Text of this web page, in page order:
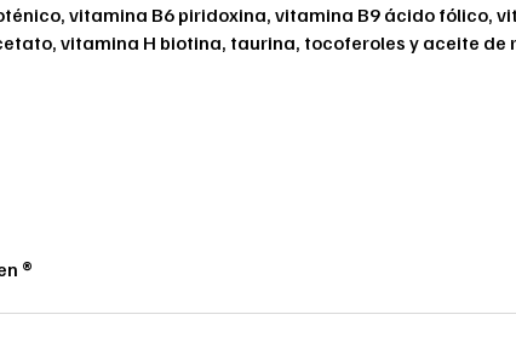
vitamina B6 piridoxina, vitamina B9 ácido fólico,
vitamina H biotina, taurina, tocoferoles y aceite de
®